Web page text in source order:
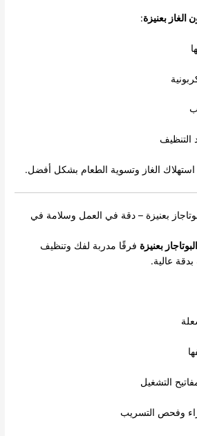
الغاز بعنيزة:
التنظيف
الغاز وتسوية الطعام بشكل أفضل.
بعنيزة – دقة في العمل وسلامة في
بعنيزة فرقًا مدربة لفك وتنظيف
بدقة عالية.
التشغيل
وفحص التسريب